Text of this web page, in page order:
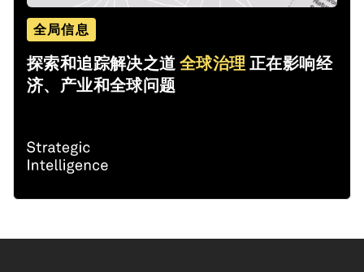
全局信息
探索和追踪解决之道全球治理 正在影响经
济、产业和全球问题